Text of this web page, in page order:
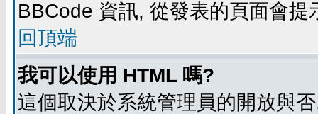
BBCode 資訊, 從發表的頁面會提
回頂端
我可以使用 HTML 嗎?
這個取決於系統管理員的開放與